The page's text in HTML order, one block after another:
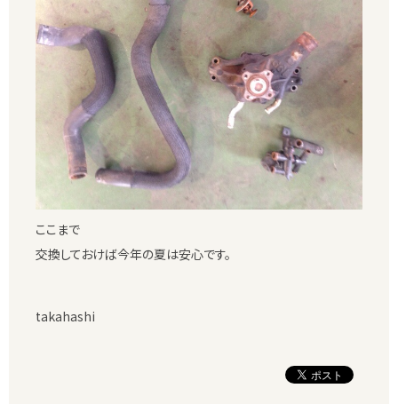
ここまで
交換しておけば今年の夏は安心です。
takahashi